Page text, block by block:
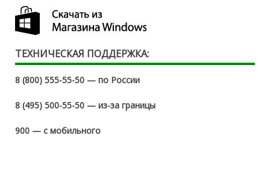
ТЕХНИЧЕСКАЯ ПОДДЕРЖКА:
8 (800) 555-55-50 — по России
8 (495) 500-55-50 — из-за границы
900 — с мобильного